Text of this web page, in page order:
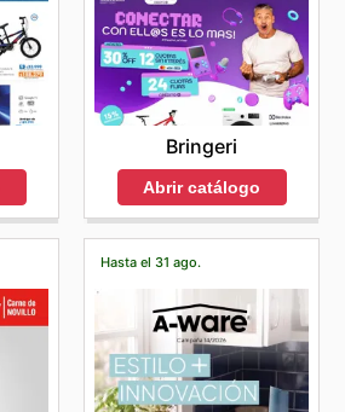
Bringeri
Abrir catálogo
Hasta el 31 ago.